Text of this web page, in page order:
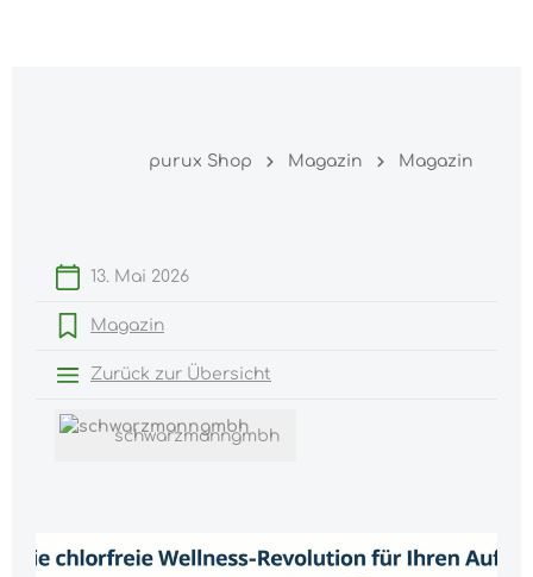
purux Shop Magazin Magazin
13. Mai 2026
Magazin
Zurück zur Übersicht
schwarzmanngmbh